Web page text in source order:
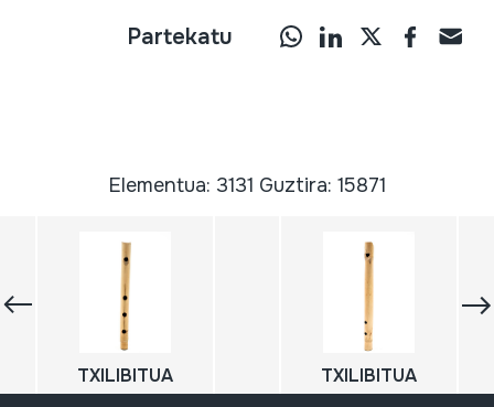
Partekatu
Elementua: 3131 Guztira: 15871
TXILIBITUA TXILIBITUA